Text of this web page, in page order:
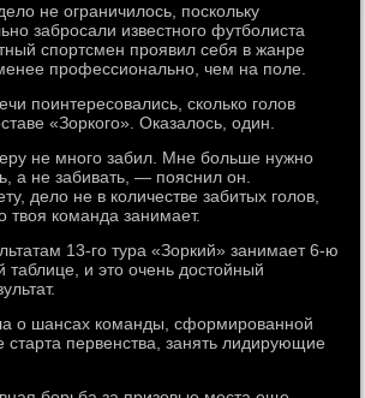
не ограничилось, поскольку
забросали известного футболиста
спортсмен проявил себя в жанре
профессионально, чем на поле.
поинтересовались, сколько голов
«Зоркого». Оказалось, один.
не много забил. Мне больше нужно
а не забивать, — пояснил он.
дело не в количестве забитых голов,
твоя команда занимает.
13-го тура «Зоркий» занимает 6-ю
таблице, и это очень достойный
о шансах команды, сформированной
старта первенства, занять лидирующие